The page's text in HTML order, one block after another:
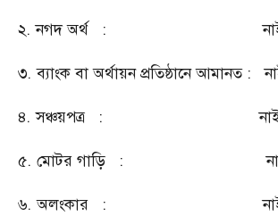
২. নগদ অর্থ :
৩. ব্যাংক বা অর্থায়ন প্রতিষ্ঠানে আমানত :
৪. সঞ্চয়পত্র :
৫. মোটর গাড়ি :
৬. অলংকার :